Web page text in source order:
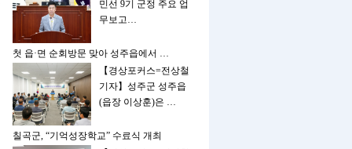
민선 9기 군정 주요 업
무보고…
첫 읍·면 순회방문 맞아 성주읍에서 …
【경상포커스=전상철
기자】성주군 성주읍
(읍장 이상훈)은 …
칠곡군, “기억성장학교” 수료식 개최